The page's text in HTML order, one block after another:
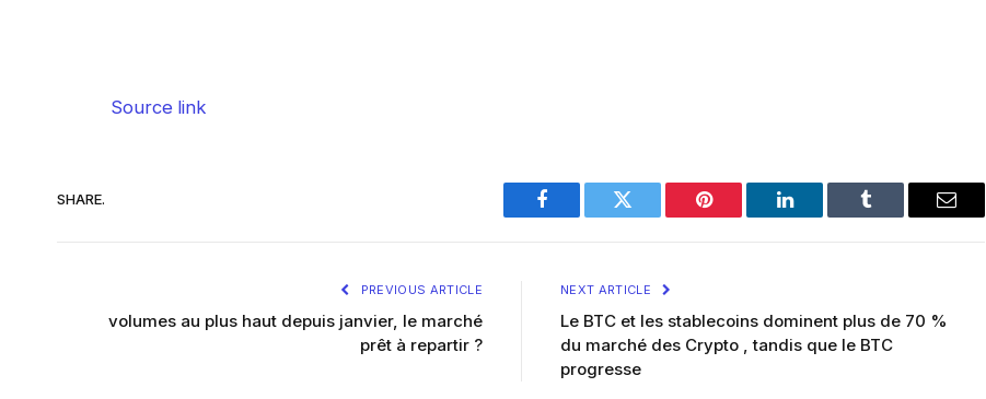
Source link
SHARE.
Facebook Twitter Pinterest LinkedIn Tumblr Email
PREVIOUS ARTICLE
volumes au plus haut depuis janvier, le marché
prêt à repartir ?
NEXT ARTICLE
Le BTC et les stablecoins dominent plus de 70 %
du marché des Crypto , tandis que le BTC
progresse